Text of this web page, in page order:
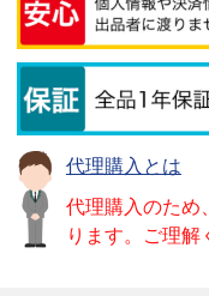
代理購入とは
代理購入のため
ります。ご理解